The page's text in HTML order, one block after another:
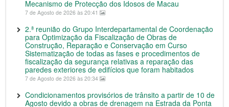
Mecanismo de Protecção dos Idosos de Macau
7 de Agosto de 2026 às 20:41
2.ª reunião do Grupo Interdepartamental de Coordenação
para Optimização da Fiscalização de Obras de
Construção, Reparação e Conservação em Curso
Sistematização de todas as fases e procedimentos de
fiscalização da segurança relativas a reparação das
paredes exteriores de edifícios que foram habitados
7 de Agosto de 2026 às 20:34
Condicionamentos provisórios de trânsito a partir de 10 de
Agosto devido a obras de drenagem na Estrada da Ponta